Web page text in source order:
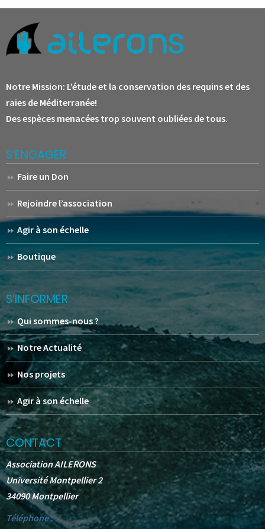
Notre Mission: L’étude et la conservation des requins et des
raies de Méditerranée!
Des espèces menacées trop souvent oubliées de tous.
S’ENGAGER
Faire un Don
Rejoindre l’association
Agir à son échelle
Boutique
S’INFORMER
Qui sommes-nous ?
Notre Actualité
Nos projets
Agir à son échelle
CONTACT
Association AILERONS
Université Montpellier 2
34090 Montpellier
Téléphone :